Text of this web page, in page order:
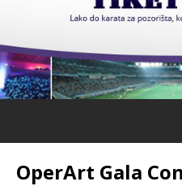
OperArt Gala